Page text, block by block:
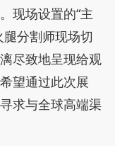
现场设置的“主
分割师现场切
尽致地呈现给观
望通过此次展
求与全球高端渠